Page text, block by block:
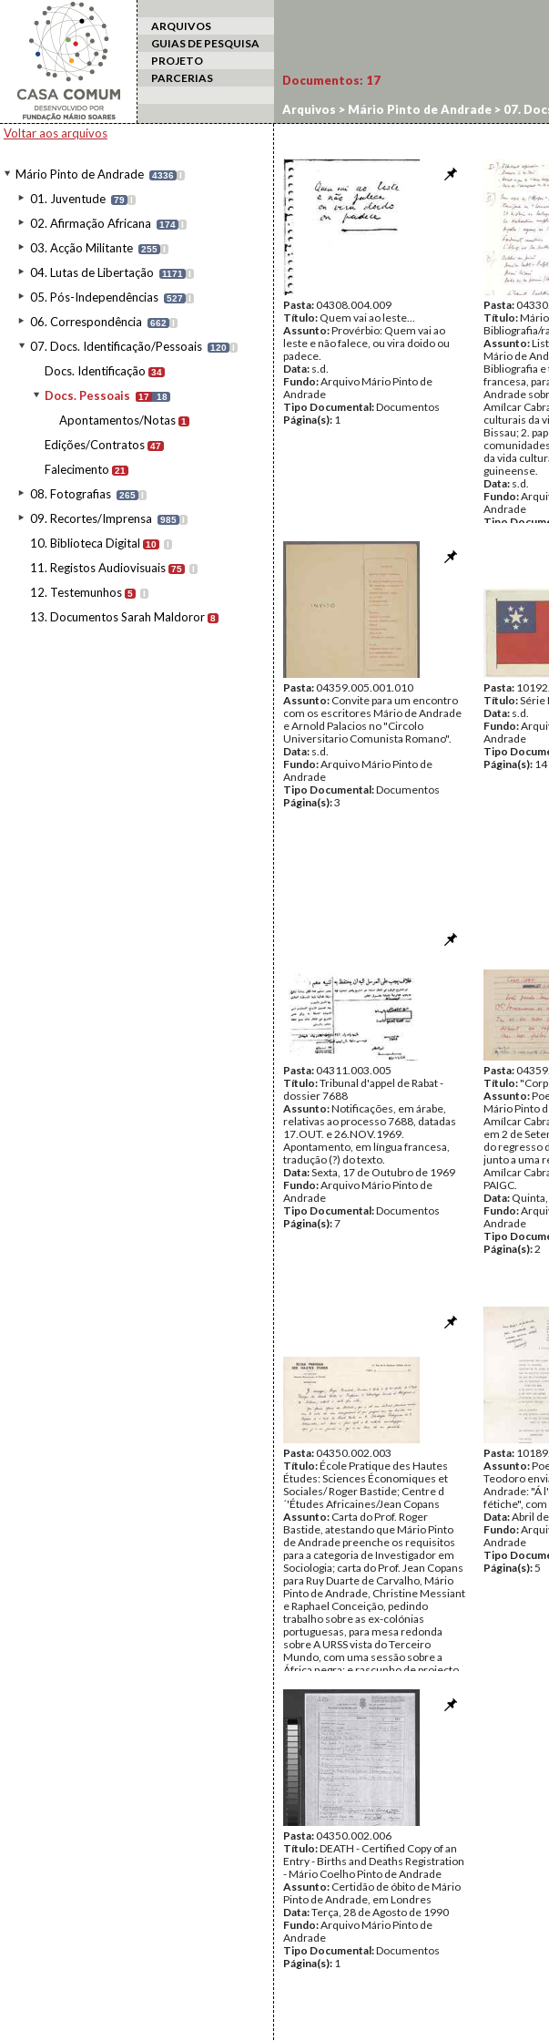
ARQUIVOS
GUIAS DE PESQUISA
PROJETO
PARCERIAS
Voltar aos arquivos
Mário Pinto de Andrade 4336 I
01. Juventude 79 I
02. Afirmação Africana 174 I
03. Acção Militante 255 I
04. Lutas de Libertação 1171 I
05. Pós-Independências 527 I
06. Correspondência 662 I
07. Docs. Identificação/Pessoais 120 I
Docs. Identificação 34
Docs. Pessoais 17 18
Apontamentos/Notas 1
Edições/Contratos 47
Falecimento 21
08. Fotografias 265 I
09. Recortes/Imprensa 985 I
10. Biblioteca Digital 10 I
11. Registos Audiovisuais 75 I
12. Testemunhos 5 I
13. Documentos Sarah Maldoror 8
Documentos: 17
Arquivos > Mário Pinto de Andrade > 07.
Pasta:04308.004.009
Título: Quem vai ao leste...
Assunto:Provérbio: Quem vai ao
leste e não falece, ou vira doido ou
padece.
Data: s.d.
Fundo:Arquivo Mário Pinto de
Andrade
Tipo Documental:Documentos
Página(s): 1
Pasta:
Título:
Bibliografia/
Assunto:
Mário de
Bibliografia e
francesa,
Andrade
Amílcar
culturais da
Bissau; 2.
da vida
guineense.
Data: s.d.
Fundo:
Andrade
Tipo
Pasta:04359.005.001.010
Assunto: Convite para um encontro
com os escritores Mário de Andrade
e Arnold Palacios no "Circolo
Universitario Comunista Romano".
Data: s.d.
Fundo:Arquivo Mário Pinto de
Andrade
Tipo Documental:Documentos
Página(s):3
Pasta:
Título:Série
Data: s.d.
Fundo:
Andrade
Tipo
Página(s): 14
Pasta:04311.003.005
Título:Tribunal d'appel de Rabat -
dossier 7688
Assunto:Notificações, em árabe,
relativas ao processo 7688, datadas
17.OUT. e 26.NOV.1969.
Apontamento, em língua francesa,
tradução (?) do texto.
Data:Sexta, 17 de Outubro de 1969
Fundo:Arquivo Mário Pinto de
Andrade
Tipo Documental:Documentos
Página(s):7
Pasta:
Título:
Assunto:
Mário Pinto
Amílcar
em 2 de
do regresso
junto a uma
Amílcar
PAIGC.
Data:
Fundo:
Andrade
Tipo
Página(s):2
Pasta:04350.002.003
Título:École Pratique des Hautes
Études: Sciences Économiques et
Sociales/ Roger Bastide; Centre d
´'Études Africaines/Jean Copans
Assunto: Carta do Prof. Roger
Bastide, atestando que Mário Pinto
de Andrade preenche os requisitos
para a categoria de Investigador em
Sociologia; carta do Prof. Jean Copans
para Ruy Duarte de Carvalho, Mário
Pinto de Andrade, Christine Messiant
e Raphael Conceição, pedindo
trabalho sobre as ex-colónias
portuguesas, para mesa redonda
sobre A URSS vista do Terceiro
Mundo, com uma sessão sobre a
África negra; e rascunho de projecto
Andrade sobre Teoria e Prática da
Luta Armada (1963 - 1973)
Data:
1983
Fundo: Arquivo Mário Pinto de
Andrade
Tipo Documental:Documentos
Página(s):5
Pasta:
Assunto:
Teodoro
Andrade: "Á
fétiche",
Data:Abril
Fundo:
Andrade
Tipo
Página(s):5
Pasta:04350.002.006
Título:DEATH - Certified Copy of an
Entry - Births and Deaths Registration
- Mário Coelho Pinto de Andrade
Assunto: Certidão de óbito de Mário
Pinto de Andrade, em Londres
Data:Terça, 28 de Agosto de 1990
Fundo:Arquivo Mário Pinto de
Andrade
Tipo Documental:Documentos
Página(s): 1